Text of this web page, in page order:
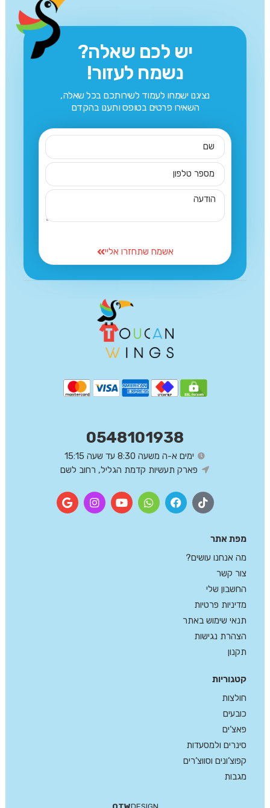
יש לכם שאלה?
נשמח לעזור!
נציגנו ישמחו לעמוד לשירותכם בכל שאלה,
השאירו פרטים בטופס ותענו בהקדם
אשמח שתחזרו אליי
קטגוריות
חולצות
כובעים
פאצ’ים
סינרים ולמסעדות
קפוצ’ונים וסווצ’רים
מגבות
מפת אתר
מה אנחנו עושים?
צור קשר
החשבון שלי
מדיניות פרטיות
תנאי שימוש באתר
הצהרת נגישות
תקנון
0548101938
ימים א-ה משעה 8:30 עד שעה 15:15
פארק תעשיות קדמת הגליל, רחוב לשם